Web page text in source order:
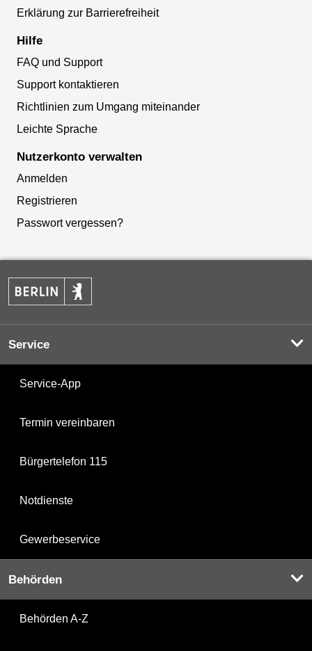
Erklärung zur Barrierefreiheit
Hilfe
FAQ und Support
Support kontaktieren
Richtlinien zum Umgang miteinander
Leichte Sprache
Nutzerkonto verwalten
Anmelden
Registrieren
Passwort vergessen?
Service
Service-App
Termin vereinbaren
Bürgertelefon 115
Notdienste
Gewerbeservice
Behörden
Behörden A-Z